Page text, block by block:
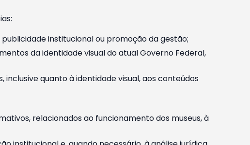
institucional ou promoção da gestão;
da identidade visual do atual Governo Federal,
quanto à identidade visual, aos conteúdos
relacionados ao funcionamento dos museus, à